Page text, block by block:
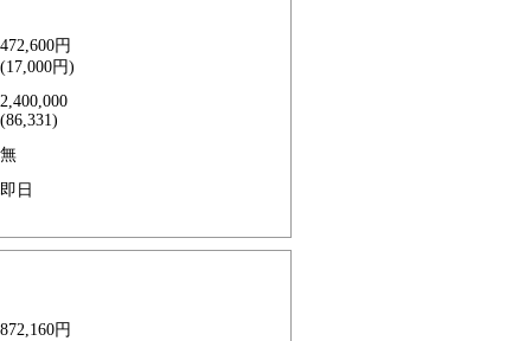
472,600円
(17,000円)
2,400,000
(86,331)
無
即日
872,160円